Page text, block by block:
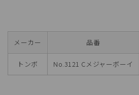
メーカー 品番
トンボ No.3121 Cメジャーボーイ